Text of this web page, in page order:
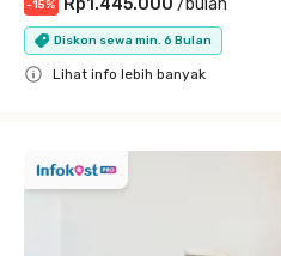
-15% Rp1.445.000 /bulan
Diskon sewa min. 6 Bulan
Lihat info lebih banyak